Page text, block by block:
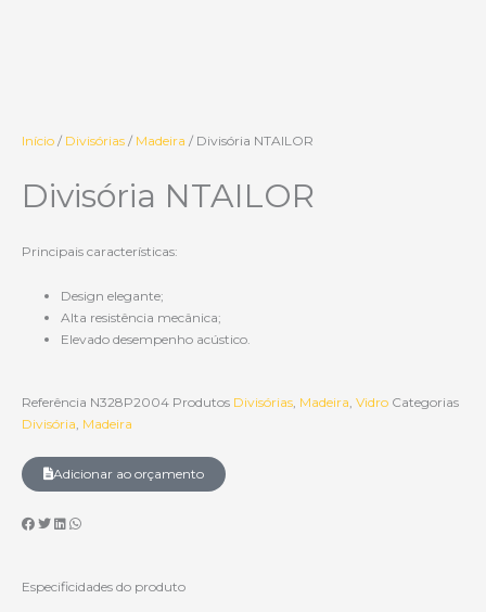
Início / Divisórias / Madeira / Divisória NTAILOR
Divisória NTAILOR
Principais características:
Design elegante;
Alta resistência mecânica;
Elevado desempenho acústico.
Referência N328P2004 Produtos Divisórias, Madeira, Vidro Categorias
Divisória, Madeira
Adicionar ao orçamento
Especificidades do produto